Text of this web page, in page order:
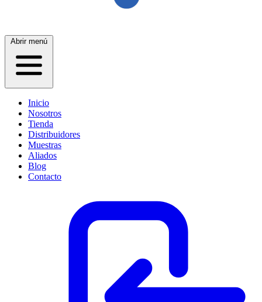
Abrir menú
Inicio
Nosotros
Tienda
Distribuidores
Muestras
Aliados
Blog
Contacto